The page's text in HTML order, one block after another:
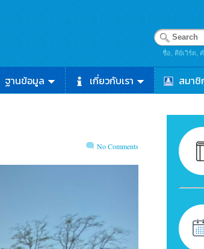
ชื่อ, คีย์เวิร์ด,
ฐานข้อมูล เกี่ยวกับเรา สมาชิ
No Comments